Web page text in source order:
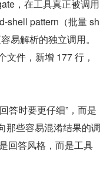
，在工具真正被调用
shell pattern（批量 sh
易解析的独立调用。
文件，新增 177 行，
答时要更仔细”，而是
那些容易混淆结果的调
回答风格，而是工具